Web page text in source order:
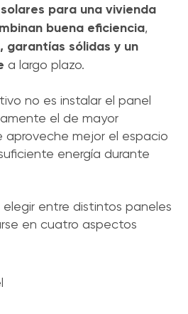
para una vivienda
buena eficiencia,
garantías sólidas y un
a largo plazo.
no es instalar el panel
el de mayor
aproveche mejor el espacio
energía durante
elegir entre distintos paneles
en cuatro aspectos